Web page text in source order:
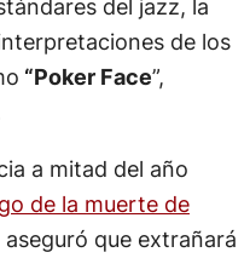
del jazz, la
de los
“Poker Face”,
a mitad del año
de la muerte de
que extrañará